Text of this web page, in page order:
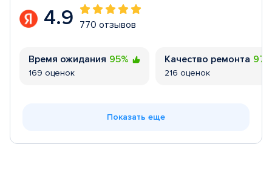
4.9 770 отзывов
Время ожидания 95%
169 оценок
Качество ремонта
216 оценок
Показать еще